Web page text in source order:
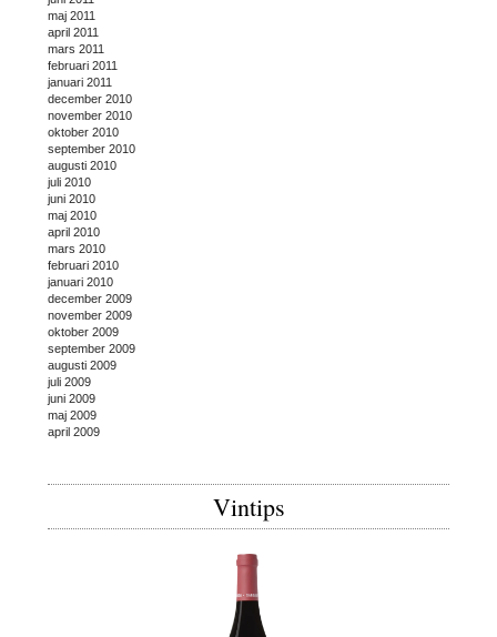
maj 2011
april 2011
mars 2011
februari 2011
januari 2011
december 2010
november 2010
oktober 2010
september 2010
augusti 2010
juli 2010
juni 2010
maj 2010
april 2010
mars 2010
februari 2010
januari 2010
december 2009
november 2009
oktober 2009
september 2009
augusti 2009
juli 2009
juni 2009
maj 2009
april 2009
Vintips